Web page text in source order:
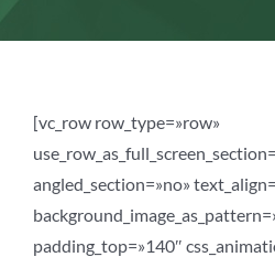
[vc_row row_type=»row»
angled_section=»no»
padding_top=»140″